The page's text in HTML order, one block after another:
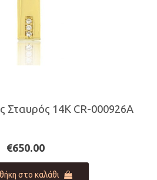
Σταυρός 14Κ CR-000926A
€650.00
στο καλάθι